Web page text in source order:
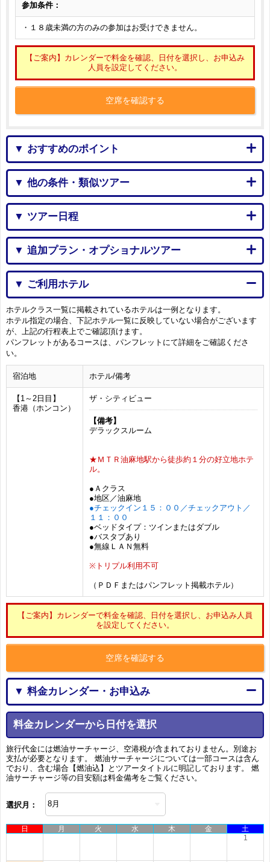
参加条件：
・１８歳未満の方のみの参加はお受けできません。
【ご案内】カレンダーで料金を確認、日付を選択し、お申込み
人員を設定してください。
空席を確認する
▼ おすすめのポイント
▼ 他の条件・類似ツアー
▼ ツアー日程
▼ 追加プラン・オプショナルツアー
▼ ご利用ホテル
ホテルクラス一覧に掲載されているホテルは一例となります。
ホテル指定の場合、下記ホテル一覧に反映していない場合がございます
が、上記の行程表上でご確認頂けます。
パンフレットがあるコースは、パンフレットにて詳細をご確認くださ
い。
宿泊地 ホテル/備考
【1～2日目】
香港（ホンコン）
ザ・シティビュー
【備考】
デラックスルーム
★ＭＴＲ油麻地駅から徒歩約１分の好立地ホテ
ル。
●Ａクラス
●地区／油麻地
●チェックイン１５：００／チェックアウト／
１１：００
●ベッドタイプ：ツインまたはダブル
●バスタブあり
●無線ＬＡＮ無料
※トリプル利用不可
（ＰＤＦまたはパンフレット掲載ホテル）
【ご案内】カレンダーで料金を確認、日付を選択し、お申込み人員
を設定してください。
空席を確認する
▼ 料金カレンダー・お申込み
料金カレンダーから日付を選択
旅行代金には燃油サーチャージ、空港税が含まれておりません。別途お
支払が必要となります。 燃油サーチャージについては一部コースは含ん
でおり、含む場合【燃油込】とツアータイトルに明記しております。 燃
油サーチャージ等の目安額は料金備考をご覧ください。
選択月：
日 月 火 水 木 金
土
1